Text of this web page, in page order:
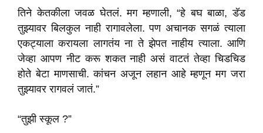
तिने केतकीला जवळ घेतलं. मग म्हणाली, “हे बघ बाळा, डॅड
तुझ्यावर बिलकुल नाही रागावलेला. पण अचानक सगळं त्याला
एकट्याला करायला लागतंय ना ते झेपत नाहीय त्याला. आणि
जेव्हा आपण नीट करू शकत नाही असं वाटतं तेव्हा चिडचिड
होते बेटा माणसाची. कांचन अजून लहान आहे म्हणून मग जरा
तुझ्यावर रागवलं जातं.”
“तुझी स्कूल ?”